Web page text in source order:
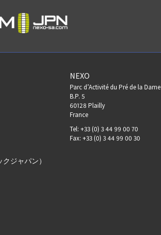
ジャパン）
NEXO
Parc d’Activité du Pré de la
B.P. 5
60128 Plailly
France
Tel: +33 (0) 3 44 99 00 70
Fax: +33 (0) 3 44 99 00 30